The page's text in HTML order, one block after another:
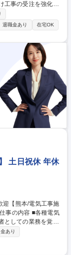
工事の受注を強化す
や研究機関等)基本
の工程管理※但し、
レイアウトのすり合
退職金あり
在宅OK
土日祝休 年休
としての業務を覚え
気設備7程の割合と
は】
の安全管理■予算管
あり